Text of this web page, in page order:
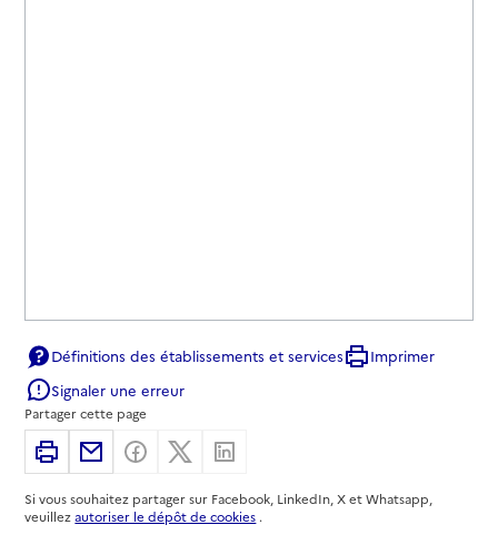
Définitions des établissements et services
Imprimer
Signaler une erreur
Partager cette page
ImprimerPartager par email
Partager sur Facebook
Partager sur X
Si vous souhaitez partager sur Facebook, LinkedIn, X et Whatsapp,
veuillezautoriser le dépôt de cookies .